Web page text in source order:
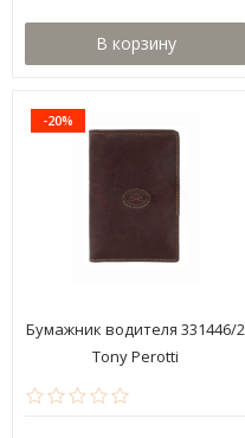
В корзину
-20%
Бумажник водителя 331446/2
Tony Perotti